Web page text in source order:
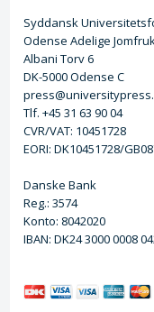
Syddansk
Odense Adelige
Albani Torv 6
DK-5000 Odense C
Tlf. +45 31 63 90 04
CVR/VAT: 10451728
EORI: DK10451728/
Danske Bank
Reg.: 3574
Konto: 8042020
IBAN: DK24 3000 0008